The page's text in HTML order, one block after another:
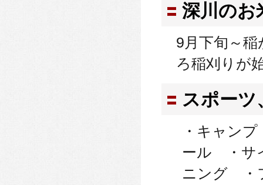
深川のお
9月下旬～
ろ稲刈りが
スポーツ
・キャン
ール ・サ
ニング ・